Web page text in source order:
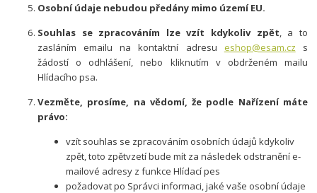
Osobní údaje nebudou předány mimo území EU.
Souhlas se zpracováním lze vzít kdykoliv zpět, a to
zasláním emailu na kontaktní adresu eshop@esam.cz s
žádostí o odhlášení, nebo kliknutím v obdrženém mailu
Hlídacího psa.
Vezměte, prosíme, na vědomí, že podle Nařízení máte
právo:
vzít souhlas se zpracováním osobních údajů kdykoliv
zpět, toto zpětvzetí bude mít za následek odstranění e-
mailové adresy z funkce Hlídací pes
požadovat po Správci informaci, jaké vaše osobní údaje